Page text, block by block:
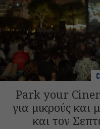
Park your
για μικρούς και
και τον